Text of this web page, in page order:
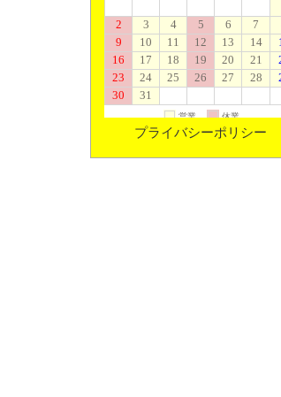
プライバシーポリシー